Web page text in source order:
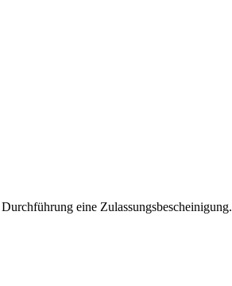
eine Zulassungsbescheinigung.